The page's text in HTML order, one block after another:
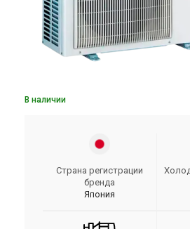
В наличии
Страна регистрации
бренда
Япония